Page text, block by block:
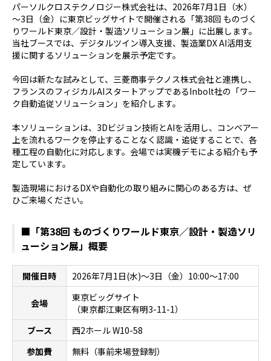
パーソルクロステクノロジー株式会社は、 2026年7月1日（水）
～3日（金）に東京ビッグサイトで開催される「第38回 ものづく
りワールド東京／設計・製造ソリューション展」に出展します。
当社ブースでは、デジタルツイン導入支援、製造業DX AI活用支
援に関するソリューションを展示予定です。
今回は新たな試みとして、三菱商事テクノス株式会社と連携し、
フランスのフィジカルAIスタートアップであるInbolt社の「ワー
ク自動追従ソリューション」を紹介します。
本ソリューションは、 3Dビジョン技術とAIを活用し、コンベアー
上を流れるワークを停止することなく認識・追従することで、各
種工程の自動化に対応します。会場では実機デモによる紹介も予
定しています。
製造現場におけるDXや自動化の取り組みに関心のある方は、ぜ
ひご来場ください。
■「第38回 ものづくりワールド東京／設計・製造ソリ
ューション展」概要
開催日時 2026年7月1日(水)～3日（金）10:00～17:00
会場
東京ビッグサイト
（東京都江東区有明3-11-1）
ブース
西2ホールW10-58
参加費
無料（事前来場登録制）